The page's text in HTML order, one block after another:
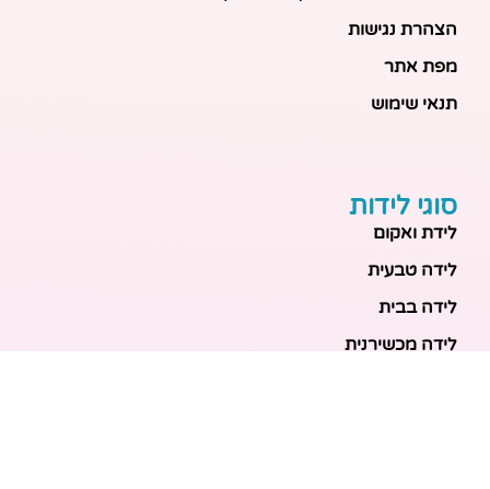
הצהרת נגישות
מפת אתר
תנאי שימוש
סוגי לידות
לידת ואקום
לידה טבעית
לידה בבית
לידה מכשירנית